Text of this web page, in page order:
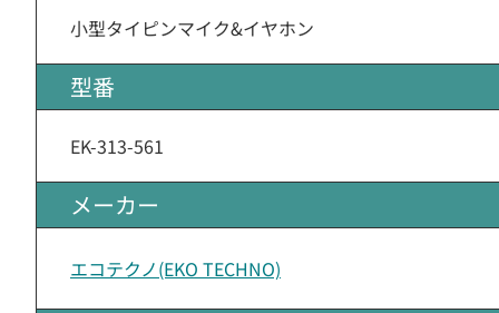
小型タイピンマイク&イヤホン
型番
EK-313-561
メーカー
エコテクノ(EKO TECHNO)